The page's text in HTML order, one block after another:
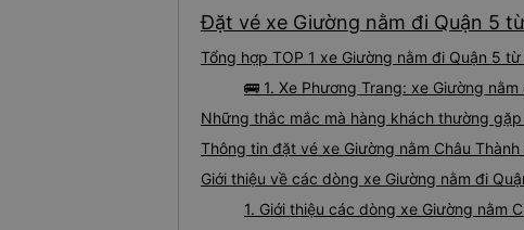
Đặt vé xe Giường nằm đi Quận 5
Tổng hợp TOP 1 xe Giường nằm đi Quận 5
🚌 1. Xe Phương Trang: xe Giường
Những thắc mắc mà hàng khách thường
Thông tin đặt vé xe Giường nằm Châu
Giới thiệu về các dòng xe Giường nằm đi
1. Giới thiệu các dòng xe Giường nằm